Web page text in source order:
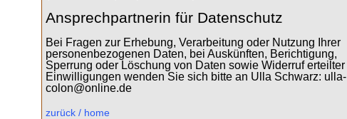
Ansprechpartnerin für Datenschutz
Bei Fragen zur Erhebung, Verarbeitung oder Nutzung Ihrer
personenbezogenen Daten, bei Auskünften, Berichtigung,
Sperrung oder Löschung von Daten sowie Widerruf erteilter
Einwilligungen wenden Sie sich bitte an Ulla Schwarz: ulla-
colon@online.de
zurück / home